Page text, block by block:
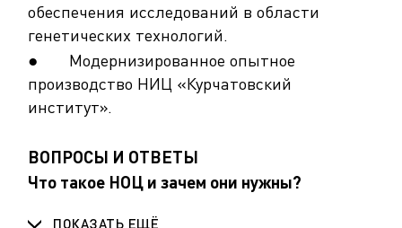
обеспечения исследований в области
генетических технологий.
● Модернизированное опытное
производство НИЦ «Курчатовский
институт».
ВОПРОСЫ И ОТВЕТЫ
Что такое НОЦ и зачем они нужны?
ПОКАЗАТЬ ЕЩЁ